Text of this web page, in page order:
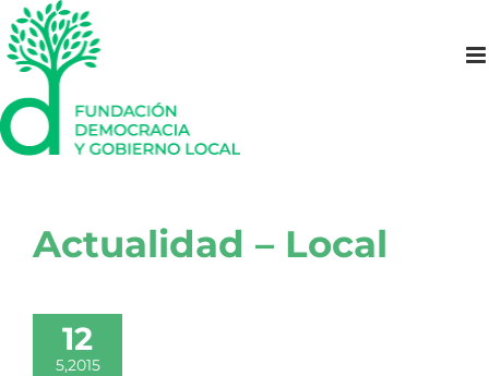
Saltar
al
contenido
Actualidad – Local
12
5,2015